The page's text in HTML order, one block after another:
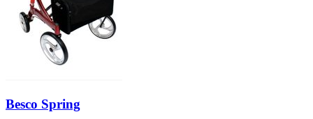
Besco Spring